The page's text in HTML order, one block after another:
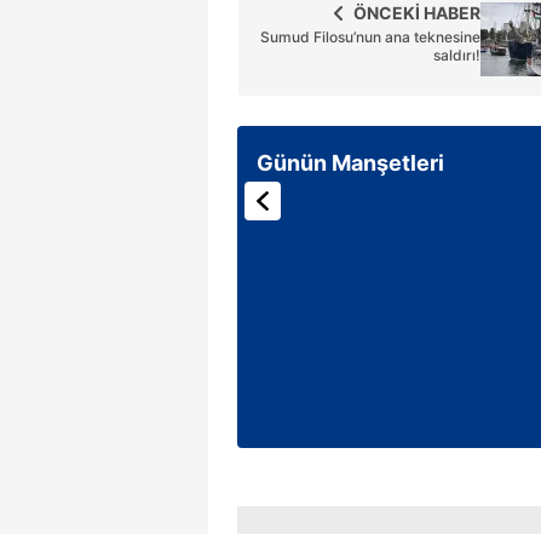
ÖNCEKİ HABER
Sumud Filosu’nun ana teknesine
saldırı!
Günün Manşetleri